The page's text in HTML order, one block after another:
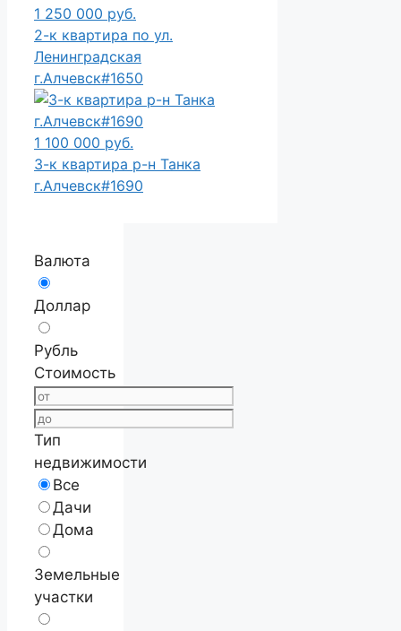
1 250 000 руб.
2-к квартира по ул.
Ленинградская
г.Алчевск#1650
1 100 000 руб.
3-к квартира р-н Танка
г.Алчевск#1690
Валюта
Доллар
Рубль
Стоимость
Тип
недвижимости
Все
Дачи
Дома
Земельные
участки